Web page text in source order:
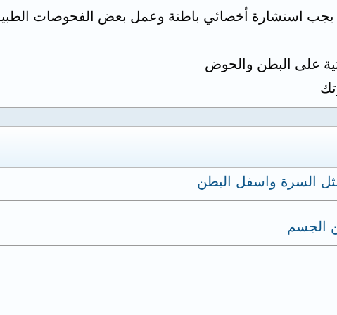
استشارة أخصائي باطنة وعمل بعض الفحوصات
على البطن والحوض
السرة واسفل البطن
الجسم